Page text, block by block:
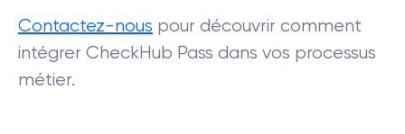
Contactez-nous pour découvrir comment
intégrer CheckHub Pass dans vos processus
métier.